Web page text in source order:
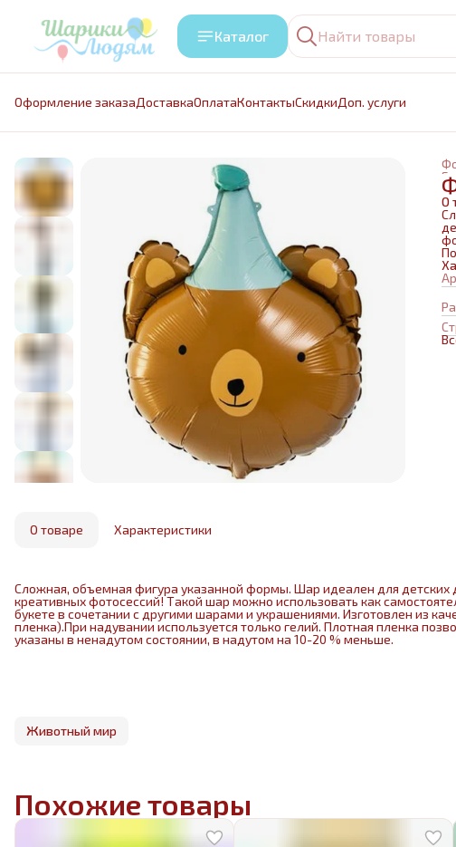
Каталог
Оформление заказаДоставкаОплатаКонтактыCкидкиДоп. услуги
О
О товаре Характеристики
Сложная, объемная фигура указанной формы. Шар идеален для детских
креативных фотосессий! Такой шар можно использовать как
букете в сочетании с другими шарами и украшениями. Изготовлен из
пленка).При надувании используется только гелий. Плотная пленка
указаны в ненадутом состоянии, в надутом на 10-20 % меньше.
Животный мир
Похожие товары